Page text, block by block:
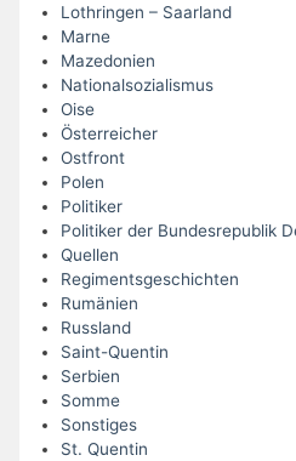
Lothringen – Saarland
Marne
Mazedonien
Nationalsozialismus
Oise
Österreicher
Ostfront
Polen
Politiker
Politiker der Bundesrepublik
Quellen
Regimentsgeschichten
Rumänien
Russland
Saint-Quentin
Serbien
Somme
Sonstiges
St. Quentin